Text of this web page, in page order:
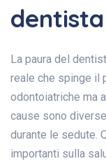
dentista
La paura del
reale che spinge il
odontoiatriche ma
cause sono
durante le sedute.
importanti sulla